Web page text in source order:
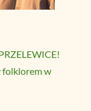
folklorem w